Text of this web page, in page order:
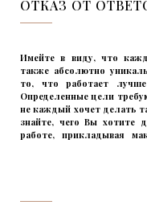
ОТКАЗ ОТ
Имейте в виду, что
также абсолютно
то, что работает
Определенные цели
не каждый хочет делать
знайте, чего Вы хотите
работе, прикладывая